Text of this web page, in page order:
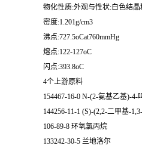
物化性质:外观与性状:白色结晶
密度:1.201g/cm3
沸点:727.5oCat760mmHg
熔点:122-127oC
闪点:393.8oC
4个上游原料
154467-16-0 N-(2-氨基乙基)-
144256-11-1 (S)-(2,2-二甲基-
106-89-8 环氧氯丙烷
133242-30-5 兰地洛尔